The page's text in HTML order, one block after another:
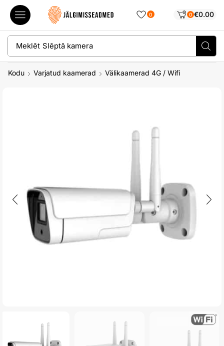
0 0 €0.00
Meklēt Slēptā kamera
Kodu Varjatud kaamerad Välikaamerad 4G / Wifi